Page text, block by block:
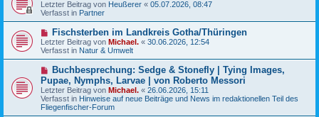
i
t
r
g
u
e
B
e
i
t
a
g
Letzter Beitrag von Heußerer « 05.07.2026, 08:47
Verfasst in Partner
N
e
u
e
B
e
i
t
r
Fischsterben im Landkreis Gotha/Thüringen
Letzter Beitrag von Michael. « 30.06.2026, 12:54
Verfasst in Natur & Umwelt
N
u
e
r
B
Buchbesprechung: Sedge & Stonefly | Tying Images,
Pupae, Nymphs, Larvae | von Roberto Messori
Letzter Beitrag von Michael. « 26.06.2026, 15:11
Verfasst in Hinweise auf neue Beiträge und News im redaktionellen Teil des
Fliegenfischer-Forum